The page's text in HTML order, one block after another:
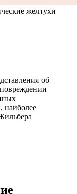
желтухи
об
наиболее